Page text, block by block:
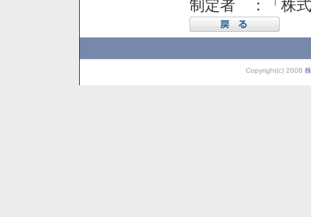
制定者 ：「株
Copyright(c) 2008